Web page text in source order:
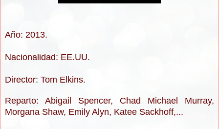
Año: 2013.
Nacionalidad: EE.UU.
Director: Tom Elkins.
Reparto: Abigail Spencer, Chad Michael Murray,
Morgana Shaw, Emily Alyn, Katee Sackhoff,...